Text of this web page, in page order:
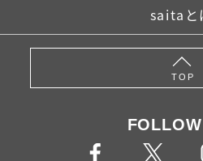
saitaと
TOP